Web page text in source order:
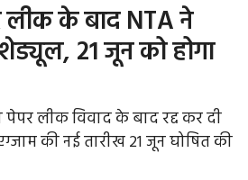
लीक के बाद NTA ने
शेड्यूल, 21 जून को होगा
पेपर लीक विवाद के बाद रद्द कर दी
की नई तारीख 21 जून घोषित की